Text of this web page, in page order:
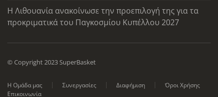
Η Λιθουανία ανακοίνωσε την προεπιλογή της για τα
προκριματικά του Παγκοσμίου Κυπέλλου 2027
© Copyright 2023 SuperBasket
Η Ομάδα μας Συνεργασίες Διαφήμιση
Όροι Χρήσης
Επικοινωνία